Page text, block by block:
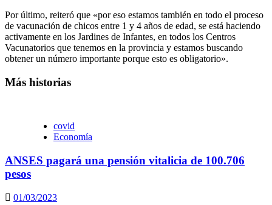
Por último, reiteró que «por eso estamos también en todo el proceso
de vacunación de chicos entre 1 y 4 años de edad, se está haciendo
activamente en los Jardines de Infantes, en todos los Centros
Vacunatorios que tenemos en la provincia y estamos buscando
obtener un número importante porque esto es obligatorio».
Más historias
covid
Economía
ANSES pagará una pensión vitalicia de 100.706
pesos
01/03/2023